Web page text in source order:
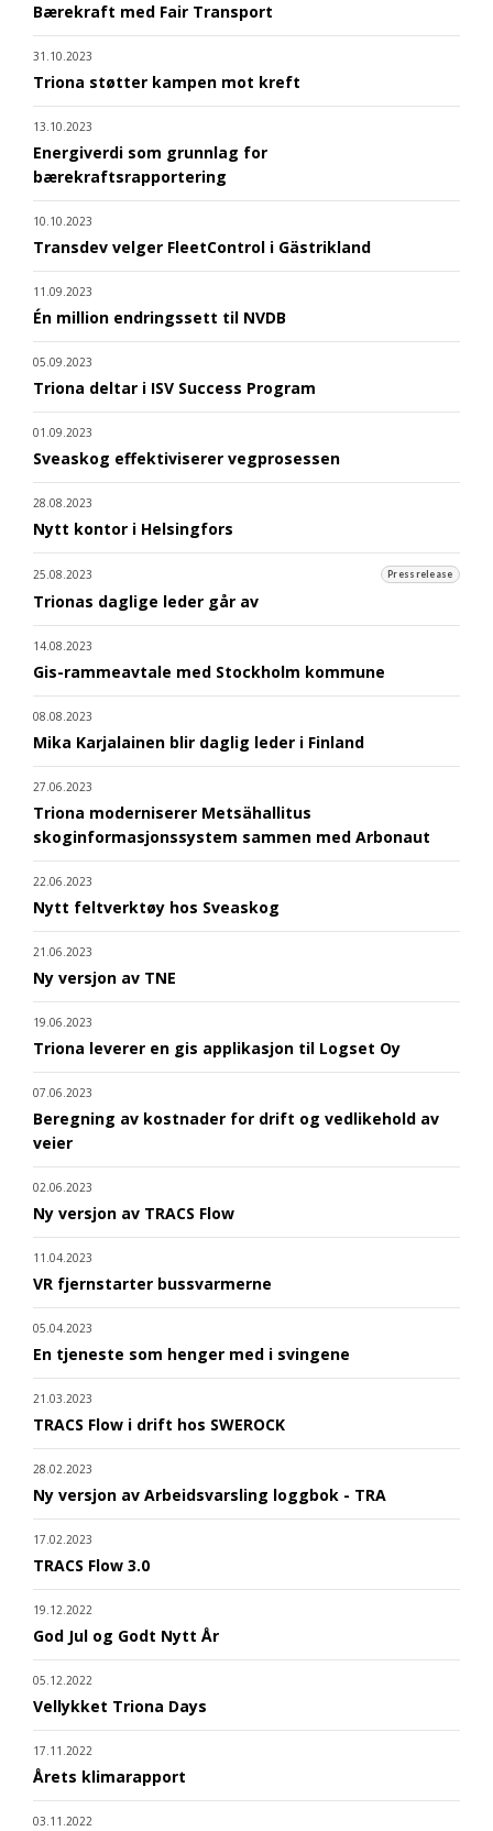
Bærekraft med Fair Transport
31.10.2023
Triona støtter kampen mot kreft
13.10.2023
Energiverdi som grunnlag for
bærekraftsrapportering
10.10.2023
Transdev velger FleetControl i Gästrikland
11.09.2023
Én million endringssett til NVDB
05.09.2023
Triona deltar i ISV Success Program
01.09.2023
Sveaskog effektiviserer vegprosessen
28.08.2023
Nytt kontor i Helsingfors
25.08.2023 Pressrelease
Trionas daglige leder går av
14.08.2023
Gis-rammeavtale med Stockholm kommune
08.08.2023
Mika Karjalainen blir daglig leder i Finland
27.06.2023
Triona moderniserer Metsähallitus
skoginformasjonssystem sammen med Arbonaut
22.06.2023
Nytt feltverktøy hos Sveaskog
21.06.2023
Ny versjon av TNE
19.06.2023
Triona leverer en gis applikasjon til Logset Oy
07.06.2023
Beregning av kostnader for drift og vedlikehold av
veier
02.06.2023
Ny versjon av TRACS Flow
11.04.2023
VR fjernstarter bussvarmerne
05.04.2023
En tjeneste som henger med i svingene
21.03.2023
TRACS Flow i drift hos SWEROCK
28.02.2023
Ny versjon av Arbeidsvarsling loggbok - TRA
17.02.2023
TRACS Flow 3.0
19.12.2022
God Jul og Godt Nytt År
05.12.2022
Vellykket Triona Days
17.11.2022
Årets klimarapport
03.11.2022